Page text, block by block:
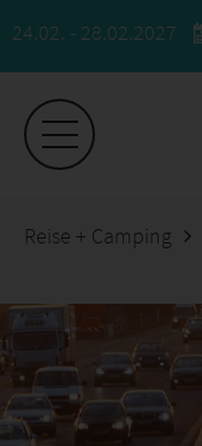
24.02. - 28.02.2027
Reise + Camping